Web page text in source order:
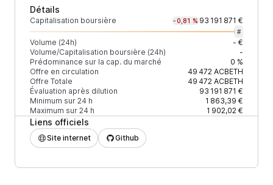
Détails
Capitalisation boursière -0,81 % 93 191 871 €
#
Volume (24h)
- €
Volume/Capitalisation boursière (24h)
-
Prédominance sur la cap. du marché
0 %
Offre en circulation
49 472ACBETH
Offre Totale
49 472ACBETH
Évaluation après dilution
93 191 871 €
Minimum sur 24 h
1 863,39 €
Maximum sur 24 h
1 902,02 €
Liens officiels
Site internet Github